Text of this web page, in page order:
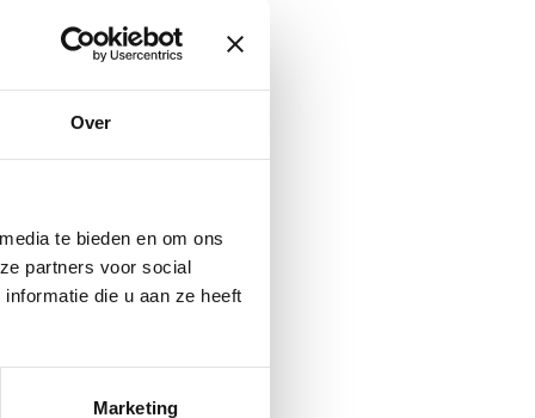
Over
te bieden en om ons
partners voor social
die u aan ze heeft
Marketing